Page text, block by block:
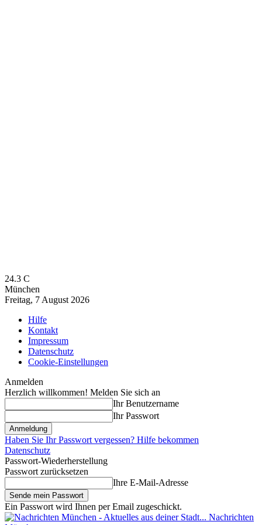
24.3 C
München
Freitag, 7 August 2026
Hilfe
Kontakt
Impressum
Datenschutz
Cookie-Einstellungen
Anmelden
Herzlich willkommen! Melden Sie sich an
Ihr Benutzername
Ihr Passwort
Haben Sie Ihr Passwort vergessen? Hilfe bekommen
Datenschutz
Passwort-Wiederherstellung
Passwort zurücksetzen
Ihre E-Mail-Adresse
Ein Passwort wird Ihnen per Email zugeschickt.
Nachrichten